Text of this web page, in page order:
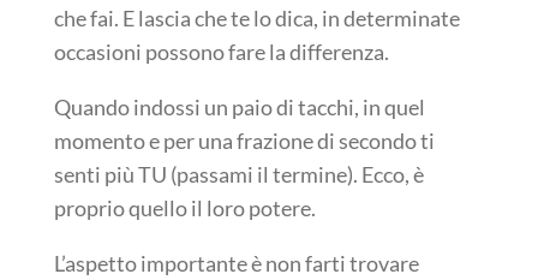
che fai. E lascia che te lo dica, in determinate
occasioni possono fare la differenza.
Quando indossi un paio di tacchi, in quel
momento e per una frazione di secondo ti
senti più TU (passami il termine). Ecco, è
proprio quello il loro potere.
L’aspetto importante è non farti trovare